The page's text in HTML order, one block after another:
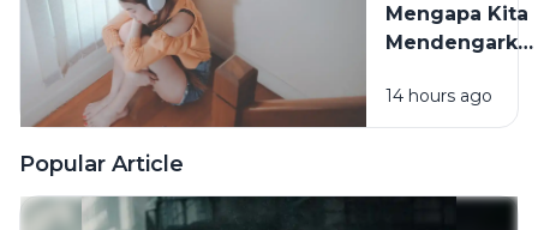
Berpengaruh
Mengapa Kita
Saat Hati
Sedang
14 hours ago
Popular Article